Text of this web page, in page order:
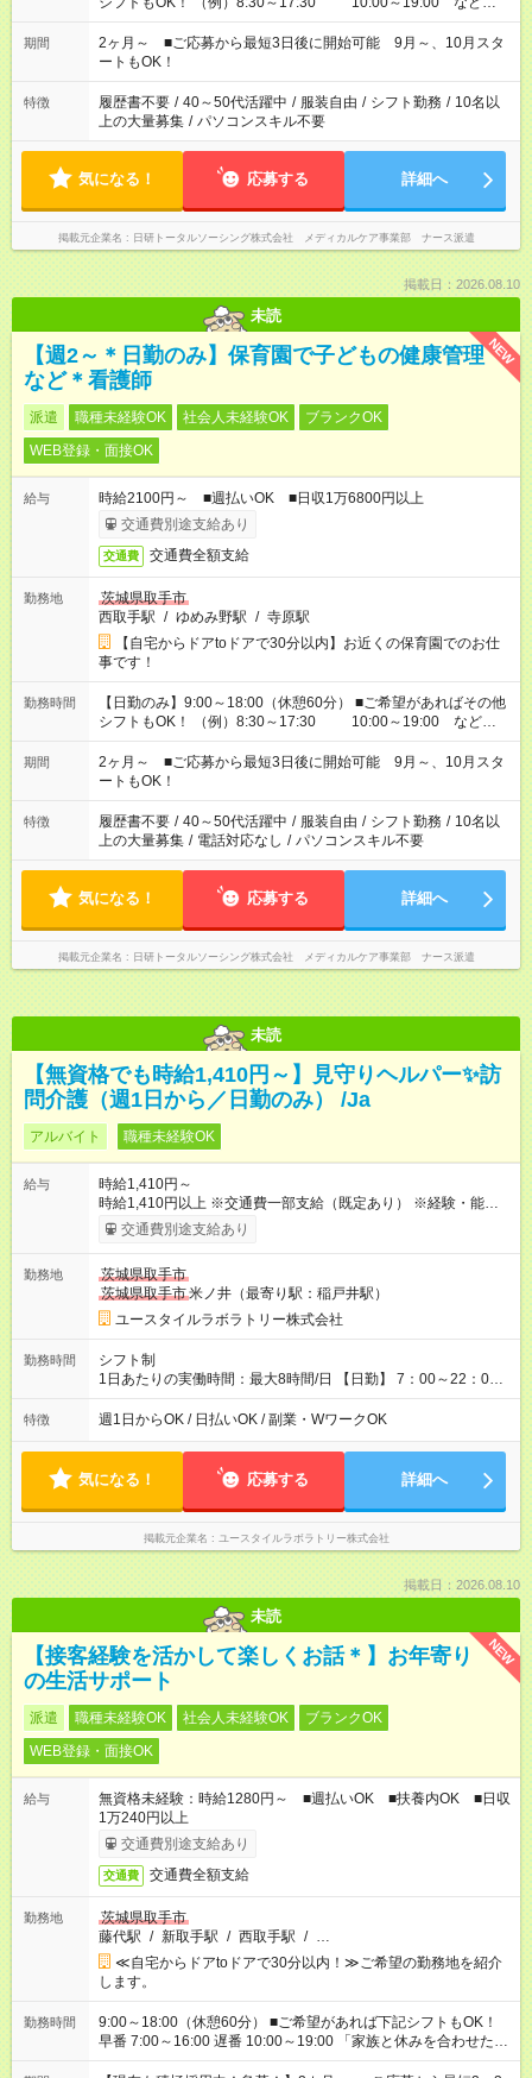
「家族とお休みを合わせたい」 「できれば残業はしたくない」
など、あなたのご希望に沿ったお仕事をご紹介します！ ※Wワ
ーク希望の方へ 今ご覧のお仕事で希望する勤務時間と、もう1つ
のお仕事の勤務時間。 合計で週40時間を超える場合は応募でき
ません
期間
2ヶ月～ ■ご応募から最短3日後に開始可能 9月～、10月スタ
ートもOK！
特徴 履歴書不要 / 40～50代活躍中 / 服装自由 / シフト勤務 / 10名以
上の大量募集 / パソコンスキル不要
気になる！ 応募する 詳細へ
掲載元企業名 日研トータルソーシング株式会社 メディカルケア事業部 ナース派遣
掲載日：2026.08.10
未読
NEW
【週2～＊日勤のみ】保育園で子どもの健康管理
など＊看護師
派遣 職種未経験OK 社会人未経験OK
ブランクOK
WEB登録・面接OK
給与
時給2100円～ ■週払いOK ■日収1万6800円以上
交通費別途支給あり
交通費 交通費全額支給
勤務地
茨城県取手市
西取手駅 / ゆめみ野駅 / 寺原駅
【自宅からドアtoドアで30分以内】お近くの保育園でのお仕
事です！
勤務時間
【日勤のみ】9:00～18:00（休憩60分） ■ご希望があればその他
シフトもOK！ （例）8:30～17:30 10:00～19:00 など
「家族とお休みを合わせたい」 「余裕を持って夕飯の準備がし
たい」 「できれば残業はしたくない」 など、ご希望があれば教
えてくださいね。 ※Wワーク希望の方へ 今ご覧のお仕事で希望
する勤務時間と、もう1つのお仕事の勤務時間。 合計で週40時
間を超える場合は応募できません
期間
2ヶ月～ ■ご応募から最短3日後に開始可能 9月～、10月スタ
ートもOK！
特徴 履歴書不要 / 40～50代活躍中 / 服装自由 / シフト勤務 / 10名以
上の大量募集 / 電話対応なし / パソコンスキル不要
気になる！ 応募する 詳細へ
掲載元企業名 日研トータルソーシング株式会社 メディカルケア事業部 ナース派遣
未読
【無資格でも時給1,410円～】見守りヘルパー✨訪
問介護（週1日から／日勤のみ） /Ja
アルバイト 職種未経験OK
給与
時給1,410円～
時給1,410円以上 ※交通費一部支給（既定あり） ※経験・能力を
考慮して決定します 【収入例】 週1回勤務の場合：1,410円×8時
間×4回=4万5,120円 週3回勤務の場合：1,410円×8時間×12回
5,600円 【試用期間】試用期間あり 試用期間の長さ：2ヶ月
※ 雇用形態と給与に、本採用時と異なる部分があります。 雇用
形態：本採用時と同じです。 給与：時給 1,080円以上
交通費別途支給あり
勤務地
茨城県取手市
茨城県取手市米ノ井（最寄り駅：稲戸井駅）
ユースタイルラボラトリー株式会社
勤務時間
シフト制
1日あたりの実働時間：最大8時間/日 【日勤】 7：00～22：00
の間で8時間勤務（休憩時間は法定通り） ※週1日～OK ／ 夜勤
なし ＊＊ 勤務時間例 ＊＊ ■8時から17時 ■9時から18時 ■10
定（毎週同じ曜日勤務）
特徴 週1日からOK / 日払いOK / 副業・WワークOK
気になる！ 応募する 詳細へ
掲載元企業名 ユースタイルラボラトリー株式会社
掲載日：2026.08.10
未読
NEW
【接客経験を活かして楽しくお話＊】お年寄り
の生活サポート
派遣 職種未経験OK 社会人未経験OK
ブランクOK
WEB登録・面接OK
給与
無資格未経験：時給1280円～ ■週払いOK ■扶養内OK ■日収
1万240円以上
交通費別途支給あり
交通費 交通費全額支給
勤務地
茨城県取手市
藤代駅 / 新取手駅 / 西取手駅 / …
≪自宅からドアtoドアで30分以内！≫ご希望の勤務地を紹介
します。
勤務時間
9:00～18:00（休憩60分） ■ご希望があれば下記シフトもOK！
早番 7:00～16:00 遅番 10:00～19:00 「家族と休みを合わせた
い」 「余裕を持って夕飯の準備がしたい」 「できれば残業はし